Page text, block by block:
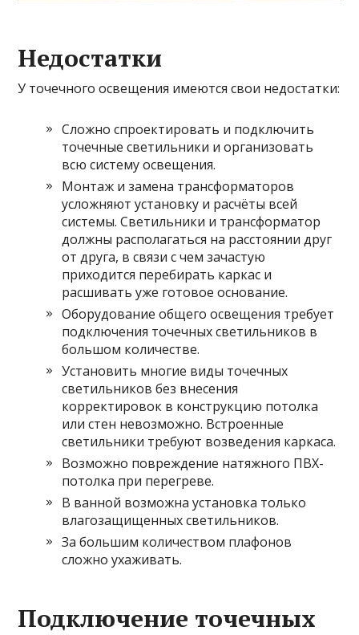
Недостатки
У точечного освещения имеются свои недостатки:
Сложно спроектировать и подключить
точечные светильники и организовать
всю систему освещения.
Монтаж и замена трансформаторов
усложняют установку и расчёты всей
системы. Светильники и трансформатор
должны располагаться на расстоянии друг
от друга, в связи с чем зачастую
приходится перебирать каркас и
расшивать уже готовое основание.
Оборудование общего освещения требует
подключения точечных светильников в
большом количестве.
Установить многие виды точечных
светильников без внесения
корректировок в конструкцию потолка
или стен невозможно. Встроенные
светильники требуют возведения каркаса.
Возможно повреждение натяжного ПВХ-
потолка при перегреве.
В ванной возможна установка только
влагозащищенных светильников.
За большим количеством плафонов
сложно ухаживать.
Подключение точечных